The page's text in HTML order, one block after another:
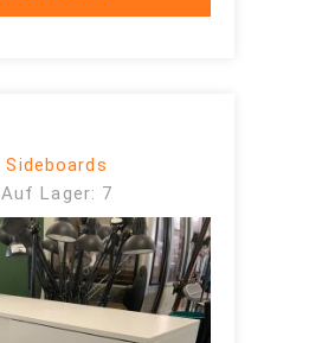
Sideboards
Auf Lager: 7